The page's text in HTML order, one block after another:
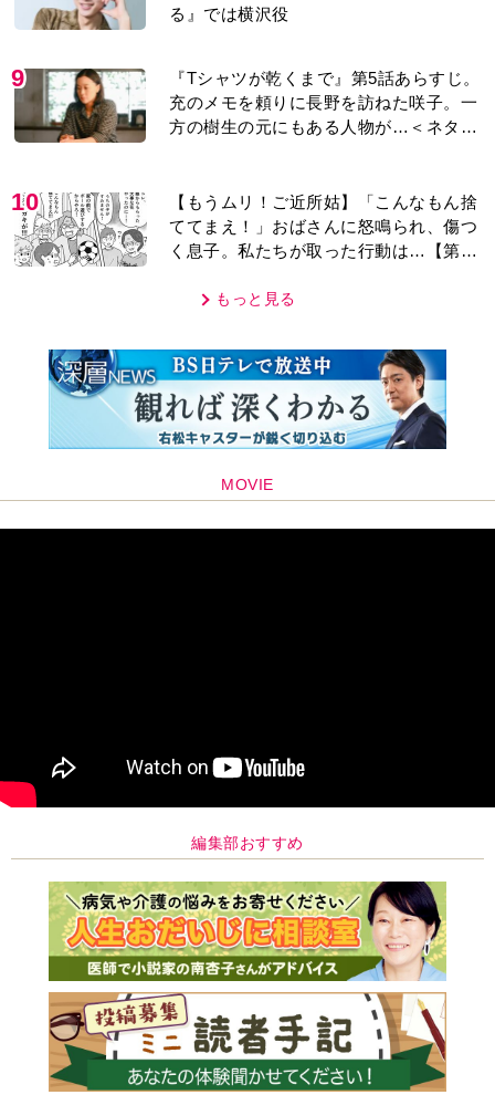
る』では横沢役
9
『Tシャツが乾くまで』第5話あらすじ。
充のメモを頼りに長野を訪ねた咲子。一
方の樹生の元にもある人物が…＜ネタバ
10
【もうムリ！ご近所姑】「こんなもん捨
ててまえ！」おばさんに怒鳴られ、傷つ
く息子。私たちが取った行動は…【第3
もっと見る
MOVIE
編集部おすすめ